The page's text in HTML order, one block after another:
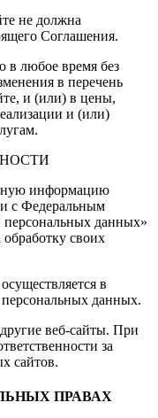
не должна
Соглашения.
в любое время без
в перечень
и (или) в цены,
и (или)
информацию
с Федеральным
данных»
обработку своих
в
данных.
веб-сайты. При
за
сайтов.
ПРАВАХ